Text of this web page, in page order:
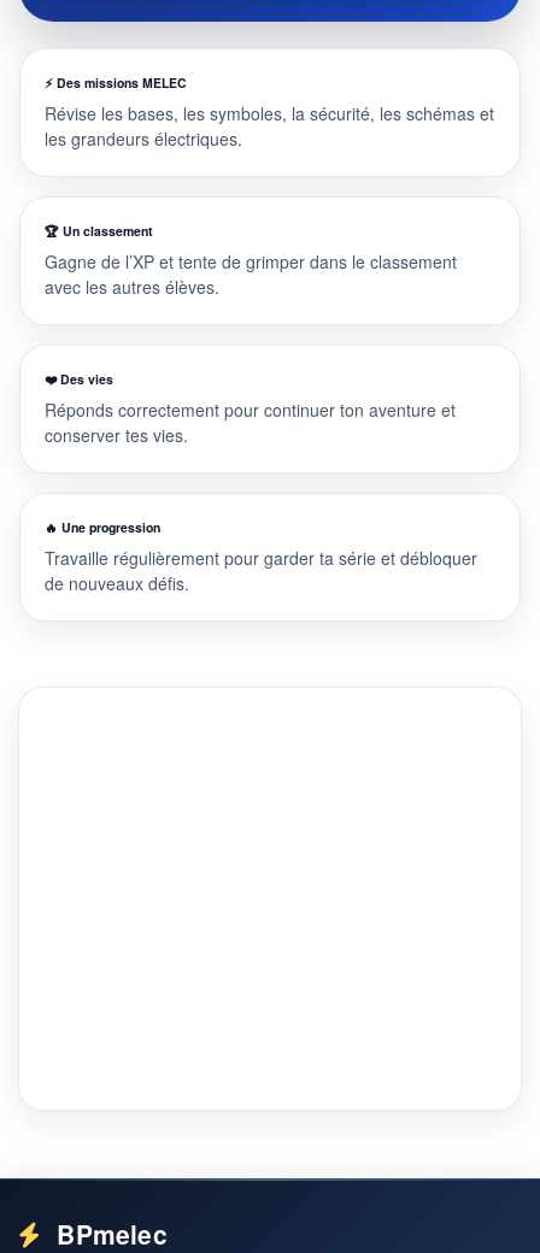
⚡ Des missions MELEC
Révise les bases, les symboles, la sécurité, les schémas et
les grandeurs électriques.
🏆 Un classement
Gagne de l’XP et tente de grimper dans le classement
avec les autres élèves.
❤️ Des vies
Réponds correctement pour continuer ton aventure et
conserver tes vies.
🔥 Une progression
Travaille régulièrement pour garder ta série et débloquer
de nouveaux défis.
BPmelec